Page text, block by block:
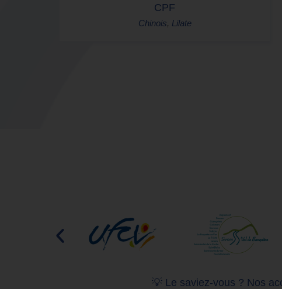
CPF
Chinois, Lilate
💡 Le saviez-vous ? Nos